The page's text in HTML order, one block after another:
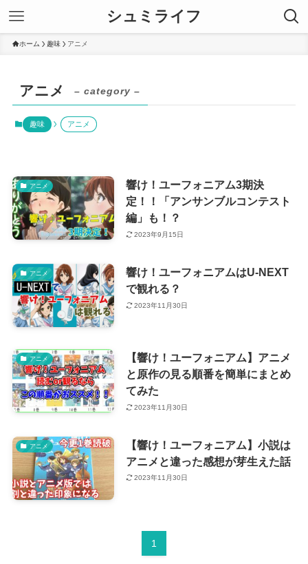
シュミライフ
ホーム 趣味 アニメ
アニメ – category –
趣味 アニメ
アニメ
響け！ユーフォニアム3期決
定！！「アンサンブルコンテスト
編」も！？
2023年9月15日
アニメ
響け！ユーフォニアムはU-NEXT
で観れる？
2023年11月30日
アニメ
【響け！ユーフォニアム】アニメ
と原作の見る順番を簡単にまとめ
てみた
2023年11月30日
アニメ
【響け！ユーフォニアム】小説は
アニメと違った感想が芽生えた話
2023年11月30日
1